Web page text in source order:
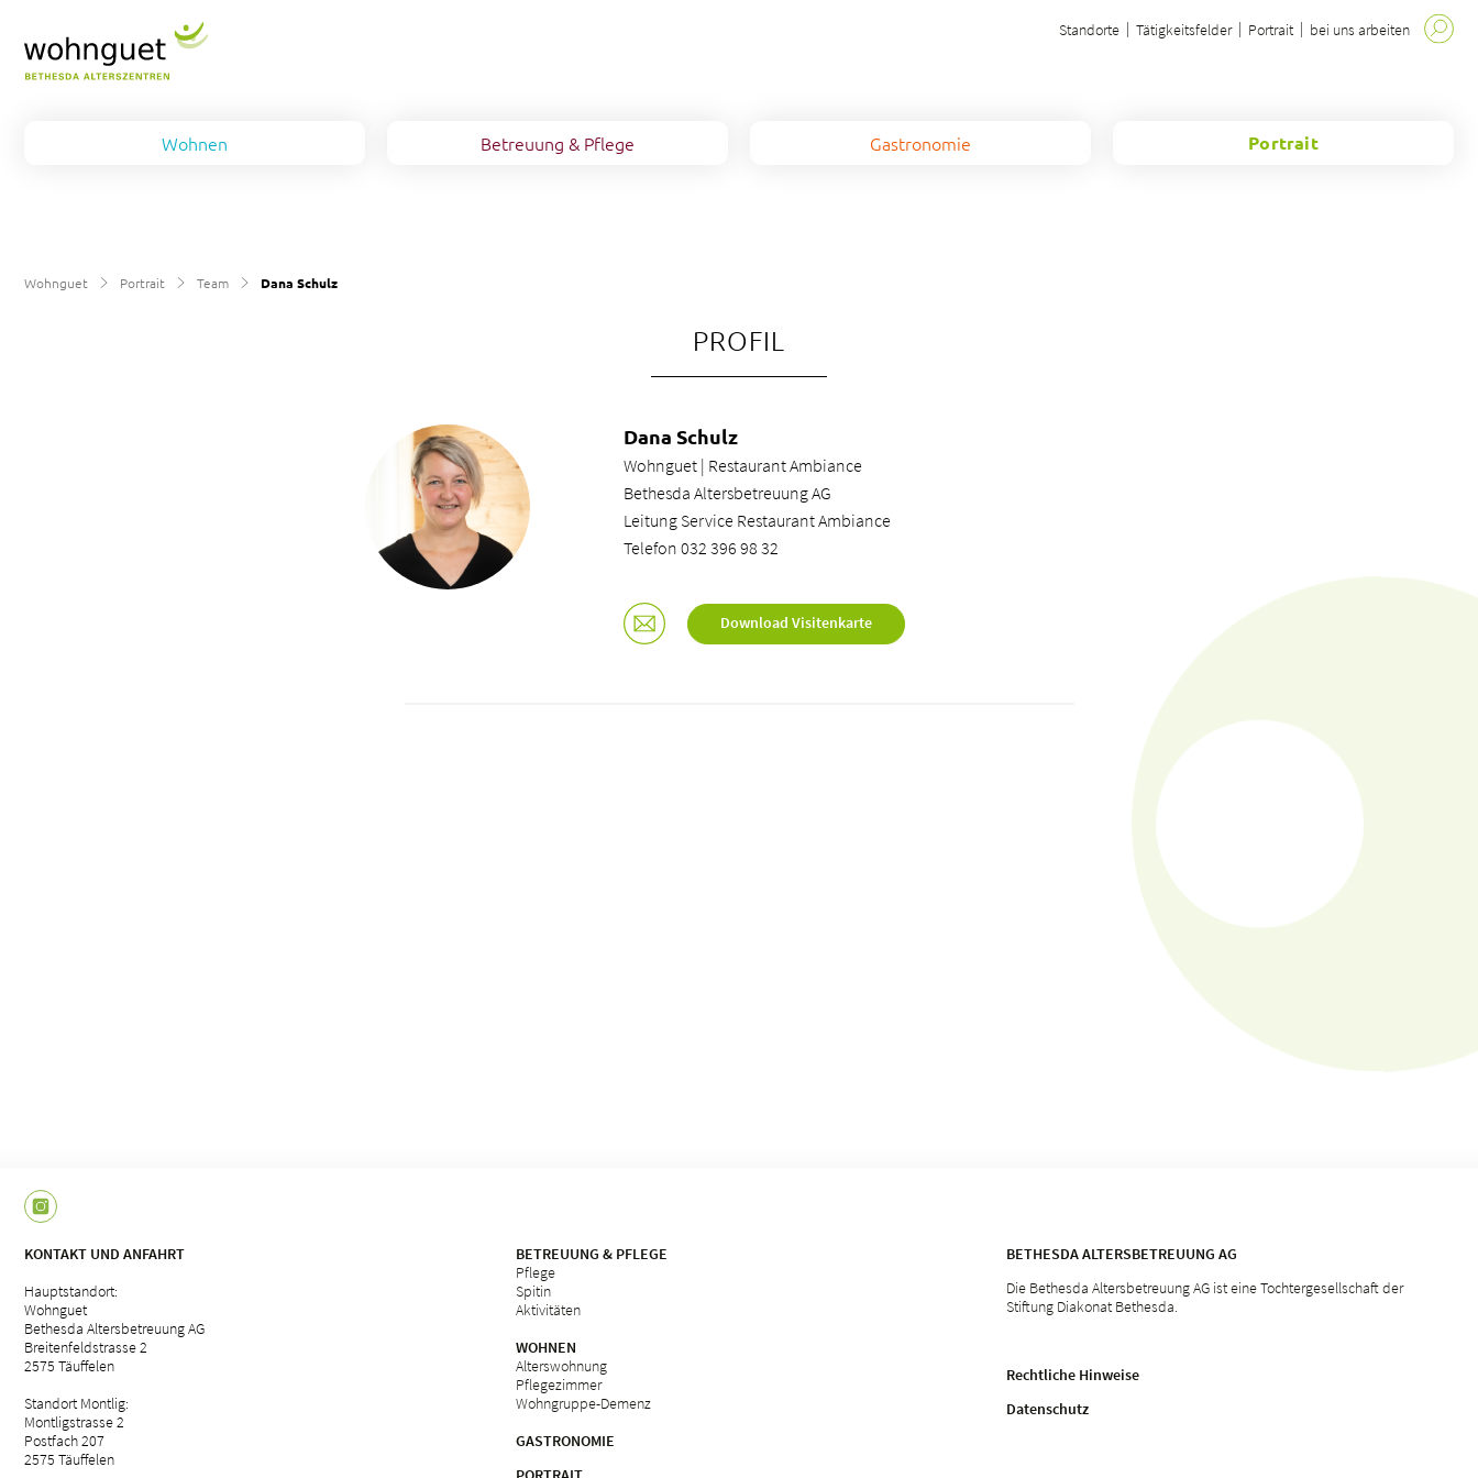
Standorte Tätigkeitsfelder Portrait bei uns arbeiten
Wohnen Betreuung & Pflege Gastronomie Portrait
Wohnguet Portrait Team Dana Schulz
PROFIL
Dana Schulz
Wohnguet | Restaurant Ambiance
Bethesda Altersbetreuung AG
Leitung Service Restaurant Ambiance
Telefon 032 396 98 32
Download Visitenkarte
KONTAKT UND ANFAHRT
Hauptstandort:
Wohnguet
Bethesda Altersbetreuung AG
Breitenfeldstrasse 2
2575 Täuffelen
Standort Montlig:
Montligstrasse 2
Postfach 207
2575 Täuffelen
BETREUUNG & PFLEGE
Pflege
Spitin
Aktivitäten
WOHNEN
Alterswohnung
Pflegezimmer
Wohngruppe-Demenz
GASTRONOMIE
BETHESDA ALTERSBETREUUNG AG
Die Bethesda Altersbetreuung AG ist eine Tochtergesellschaft der
Stiftung Diakonat Bethesda.
Rechtliche Hinweise
Datenschutz